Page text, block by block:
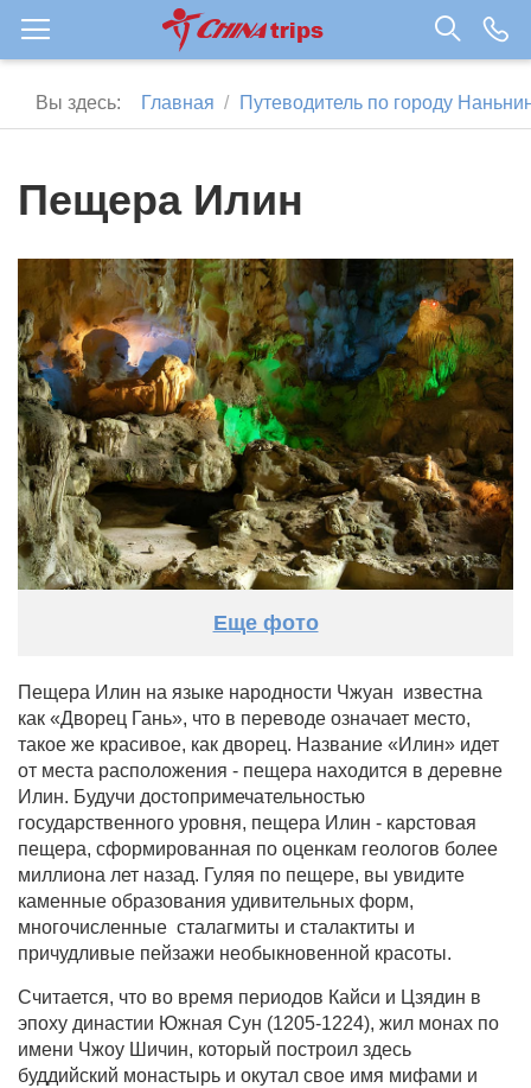
Вы здесь: Главная Путеводитель по городу
Пещера Илин
Еще фото
Пещера Илин на языке народности Чжуан известна
как «Дворец Гань», что в переводе означает место,
такое же красивое, как дворец. Название «Илин» идет
от места расположения - пещера находится в деревне
Илин. Будучи достопримечательностью
государственного уровня, пещера Илин - карстовая
пещера, сформированная по оценкам геологов более
миллиона лет назад. Гуляя по пещере, вы увидите
каменные образования удивительных форм,
многочисленные сталагмиты и сталактиты и
причудливые пейзажи необыкновенной красоты.
Считается, что во время периодов Кайси и Цзядин в
эпоху династии Южная Сун (1205-1224), жил монах по
имени Чжоу Шичин, который построил здесь
буддийский монастырь и окутал свое имя мифами и